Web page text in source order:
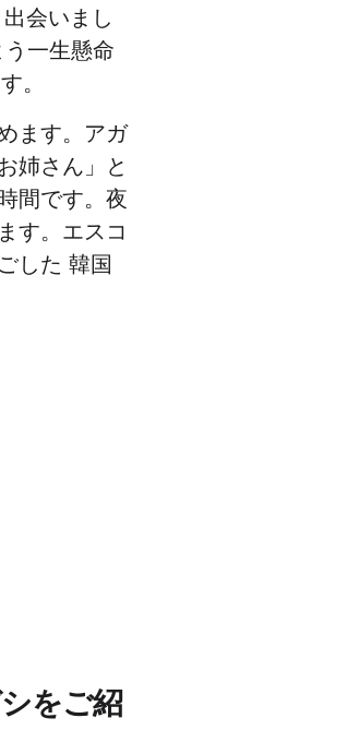
会いまし
一生懸命
。
ます。アガ
姉さん」と
間です。夜
す。エスコ
した 韓国
をご紹